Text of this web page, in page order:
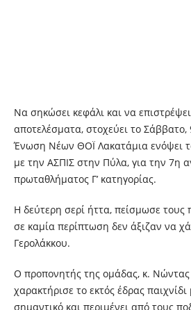
Να σηκώσει κεφάλι και να
αποτελέσματα, στοχεύει το
Ένωση Νέων ΘΟΪ Λακατάμια ενόψει
με την ΑΣΠΙΣ στην Πύλα, για την 7η
πρωταθλήματος Γ’ κατηγορίας.
Η δεύτερη σερί ήττα, πείσμωσε τους
σε καμία περίπτωση δεν άξιζαν να
Γερολάκκου.
Ο προπονητής της ομάδας, κ. Νώντας
χαρακτήρισε το εκτός έδρας
σημαντικό και περιμένει από τους